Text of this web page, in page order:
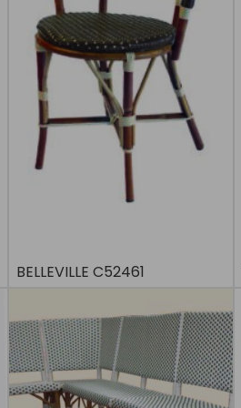
BELLEVILLE C52461